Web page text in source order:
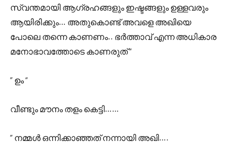
സ്വന്തമായി ആഗ്രഹങ്ങളും ഇഷ്ടങ്ങളും ഉള്ളവരും
ആയിരിക്കും… അതുകൊണ്ട് അവളെ അഖിയെ
പോലെ തന്നെ കാണണം.. ഭർത്താവ് എന്ന അധികാര
മനോഭാവത്തോടെ കാണരുത് “
” ഉം “
വീണ്ടും മൗനം തളം കെട്ടി……
” നമ്മൾ ഒന്നിക്കാഞ്ഞത് നന്നായി അഖി….